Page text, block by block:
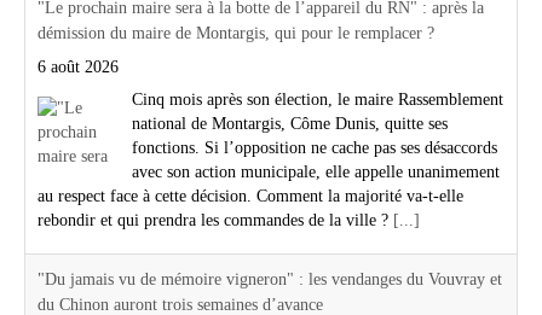
"Le prochain maire sera à la botte de l’appareil du RN" : après la
démission du maire de Montargis, qui pour le remplacer ?
6 août 2026
Cinq mois après son élection, le maire Rassemblement
national de Montargis, Côme Dunis, quitte ses
fonctions. Si l’opposition ne cache pas ses désaccords
avec son action municipale, elle appelle unanimement
au respect face à cette décision. Comment la majorité va-t-elle
rebondir et qui prendra les commandes de la ville ? [...]
"Du jamais vu de mémoire vigneron" : les vendanges du Vouvray et
du Chinon auront trois semaines d’avance